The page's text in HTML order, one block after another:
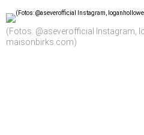
(Fotos: @aseverofficial Instagram,
maisonbirks.com)